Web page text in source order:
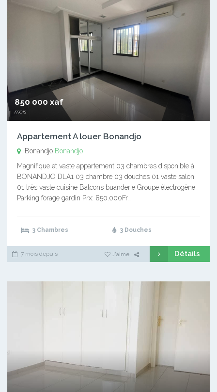
850 000 xaf
mois
Appartement A louer Bonandjo
Bonandjo Bonandjo
Magnifique et vaste appartement 03 chambres disponible à
BONANDJO DLA1 03 chambre 03 douches 01 vaste salon
01 très vaste cuisine Balcons buanderie Groupe électrogène
Parking forage gardin Prx: 850.000Fr…
3 Chambres 3 Douches
7 mois depuis J'aime Détails